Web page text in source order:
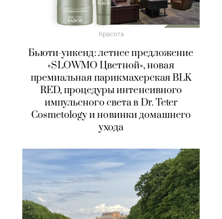
Красота
Бьюти-уикенд: летнее предложение
«SLOWMO Цветной», новая
премиальная парикмахерская BLK
RED, процедуры интенсивного
импульсного света в Dr. Teter
Cosmetology и новинки домашнего
ухода